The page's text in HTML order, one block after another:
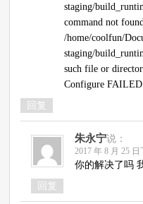
staging/
command not found
/home/coolfun/
staging/
such file or
Configure
回复
朱永宁说：
2017 年 8 月 25 日
你的解决了吗
回复